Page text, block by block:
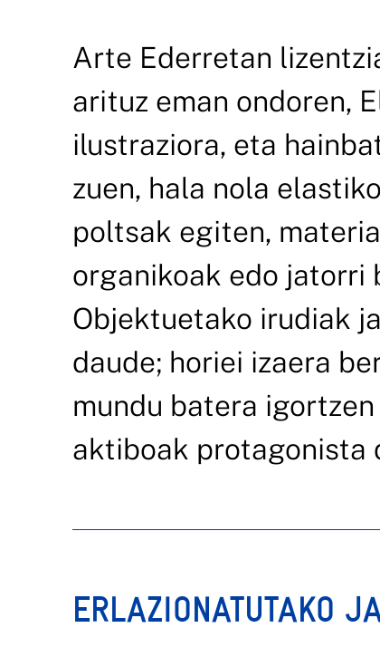
Arte Ederretan
arituz eman ondoren,
ilustraziora, eta
zuen, hala nola
poltsak egiten,
organikoak edo jatorri
Objektuetako irudiak
daude; horiei izaera
mundu batera
aktiboak protagonista
ERLAZIONATUTAKO